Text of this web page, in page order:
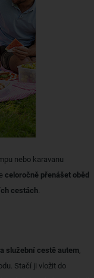
nebo karavanu
celoročně přenášet oběd
cestách
služební cestě autem
Stačí ji vložit do